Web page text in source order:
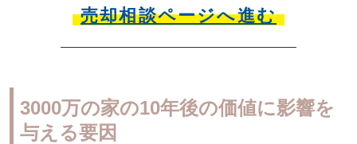
売却相談ページへ進む
3000万の家の10年後の価値に影響を
与える要因